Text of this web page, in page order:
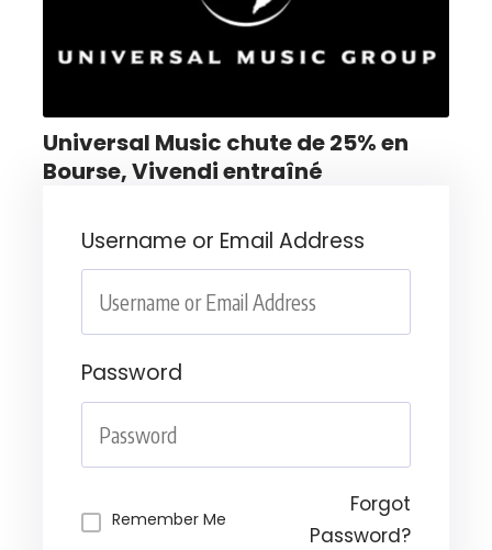
Universal Music chute de 25% en
Bourse, Vivendi entraîné
Username or Email Address
Password
Remember Me
Forgot
Password?